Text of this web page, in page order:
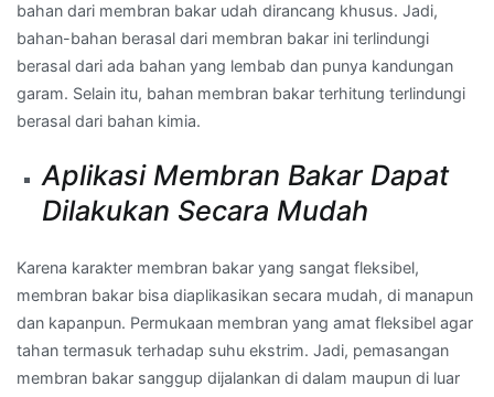
bahan dari membran bakar udah dirancang khusus. Jadi,
bahan-bahan berasal dari membran bakar ini terlindungi
berasal dari ada bahan yang lembab dan punya kandungan
garam. Selain itu, bahan membran bakar terhitung terlindungi
berasal dari bahan kimia.
Aplikasi Membran Bakar Dapat
Dilakukan Secara Mudah
Karena karakter membran bakar yang sangat fleksibel,
membran bakar bisa diaplikasikan secara mudah, di manapun
dan kapanpun. Permukaan membran yang amat fleksibel agar
tahan termasuk terhadap suhu ekstrim. Jadi, pemasangan
membran bakar sanggup dijalankan di dalam maupun di luar